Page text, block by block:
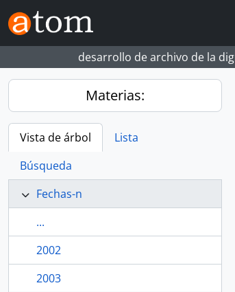
Skip to main content
desarrollo de archivo de la
Materias:
Vista de árbol
Lista
Búsqueda
Fechas-n
...
2002
2003